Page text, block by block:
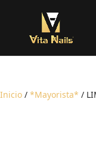
Inicio / *Mayorista* /